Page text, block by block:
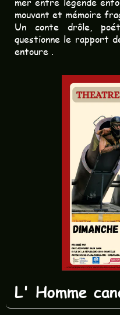
mouvant et mémoire
Un conte drôle,
questionne le rapport
entoure .
L' Homme